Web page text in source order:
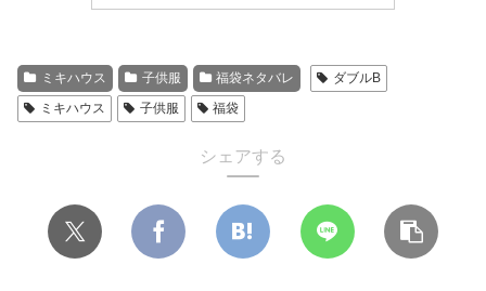
ミキハウス 子供服 福袋ネタバレ
ダブルB
ミキハウス
子供服 福袋
シェアする